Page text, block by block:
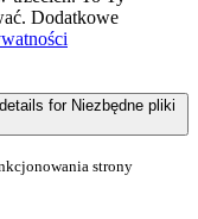
Dodatkowe
for Niezbędne pliki
strony